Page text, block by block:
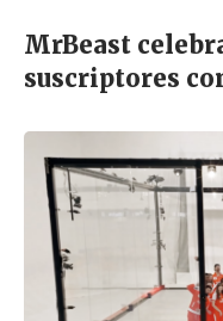
MrBeast
suscriptores